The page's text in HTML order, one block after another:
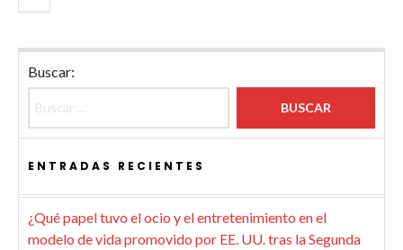
Buscar:
ENTRADAS RECIENTES
¿Qué papel tuvo el ocio y el entretenimiento en el
modelo de vida promovido por EE. UU. tras la Segunda